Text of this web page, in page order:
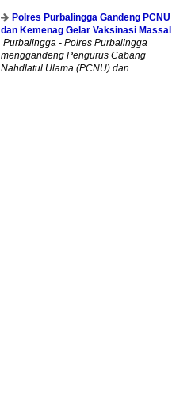
Polres Purbalingga Gandeng PCNU
dan Kemenag Gelar Vaksinasi Massal
Purbalingga - Polres Purbalingga
menggandeng Pengurus Cabang
Nahdlatul Ulama (PCNU) dan...